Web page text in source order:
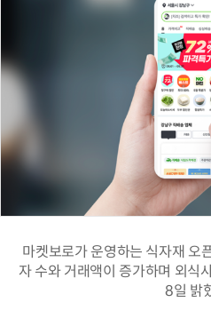
마켓보로가 운영하는 식자재 오
자 수와 거래액이 증가하며 외식
8일 밝